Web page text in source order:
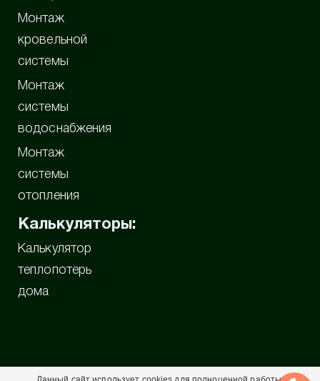
Монтаж
кровельной
системы
Монтаж
системы
водоснабжения
Монтаж
системы
отопления
Калькуляторы:
Калькулятор
теплопотерь
дома